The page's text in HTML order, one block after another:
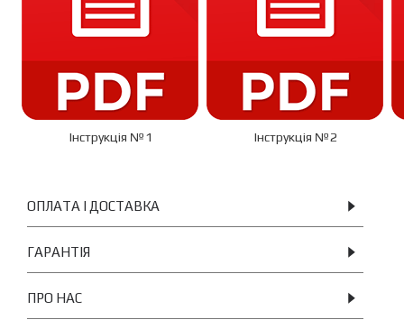
Iнструкція №1 Iнструкція №2
ОПЛАТА І ДОСТАВКА
ГАРАНТІЯ
ПРО НАС